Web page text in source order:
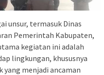
unsur, termasuk Dinas
Pemerintah Kabupaten,
kegiatan ini adalah
lingkungan, khususnya
menjadi ancaman